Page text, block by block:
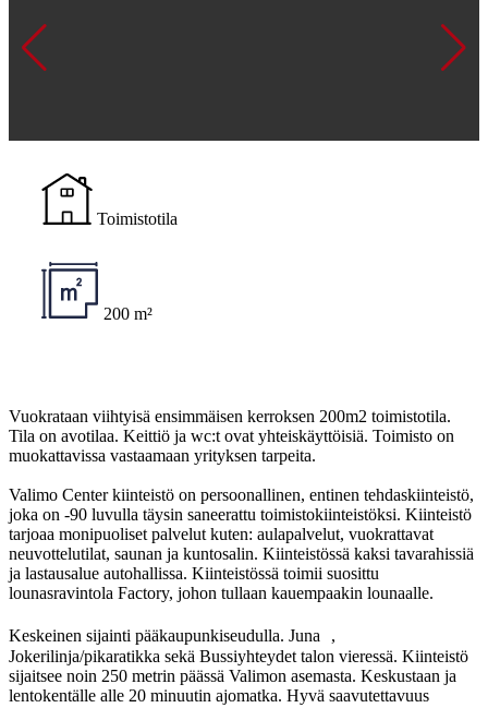
Toimistotila
200 m²
Vuokrataan viihtyisä ensimmäisen kerroksen 200m2 toimistotila.
Tila on avotilaa. Keittiö ja wc:t ovat yhteiskäyttöisiä. Toimisto on
muokattavissa vastaamaan yrityksen tarpeita.
Valimo Center kiinteistö on persoonallinen, entinen tehdaskiinteistö,
joka on -90 luvulla täysin saneerattu toimistokiinteistöksi. Kiinteistö
tarjoaa monipuoliset palvelut kuten: aulapalvelut, vuokrattavat
neuvottelutilat, saunan ja kuntosalin. Kiinteistössä kaksi tavarahissiä
ja lastausalue autohallissa. Kiinteistössä toimii suosittu
lounasravintola Factory, johon tullaan kauempaakin lounaalle.
Keskeinen sijainti pääkaupunkiseudulla. Juna ,
Jokerilinja/pikaratikka sekä Bussiyhteydet talon vieressä. Kiinteistö
sijaitsee noin 250 metrin päässä Valimon asemasta. Keskustaan ja
lentokentälle alle 20 minuutin ajomatka. Hyvä saavutettavuus